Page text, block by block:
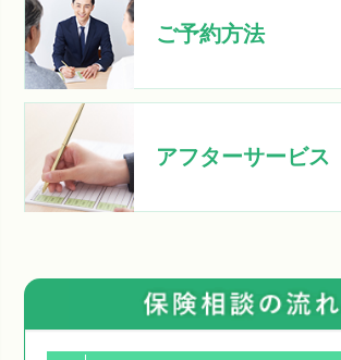
ご予約方法
アフターサービス